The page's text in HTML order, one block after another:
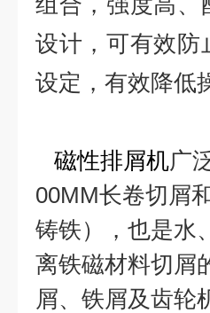
设计，可有效防
设定，有效降低
磁性排屑机广
00MM长卷切屑
铸铁），也是水
离铁磁材料切屑
屑、铁屑及齿轮